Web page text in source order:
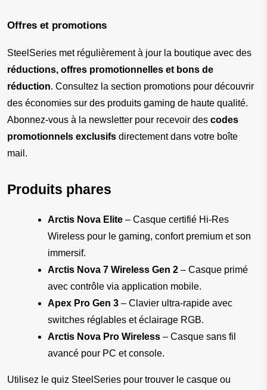
Offres et promotions
réductions, offres promotionnelles et bons de
réduction. Consultez la section promotions pour découvrir
des économies sur des produits gaming de haute qualité.
Abonnez-vous à la newsletter pour recevoir des codes
promotionnels exclusifs directement dans votre boîte
mail.
Produits phares
Arctis Nova Elite – Casque certifié Hi-Res
Wireless pour le gaming, confort premium et son
immersif.
Arctis Nova 7 Wireless Gen 2 – Casque primé
avec contrôle via application mobile.
Apex Pro Gen 3 – Clavier ultra-rapide avec
switches réglables et éclairage RGB.
Arctis Nova Pro Wireless – Casque sans fil
avancé pour PC et console.
Utilisez le quiz SteelSeries pour trouver le casque ou